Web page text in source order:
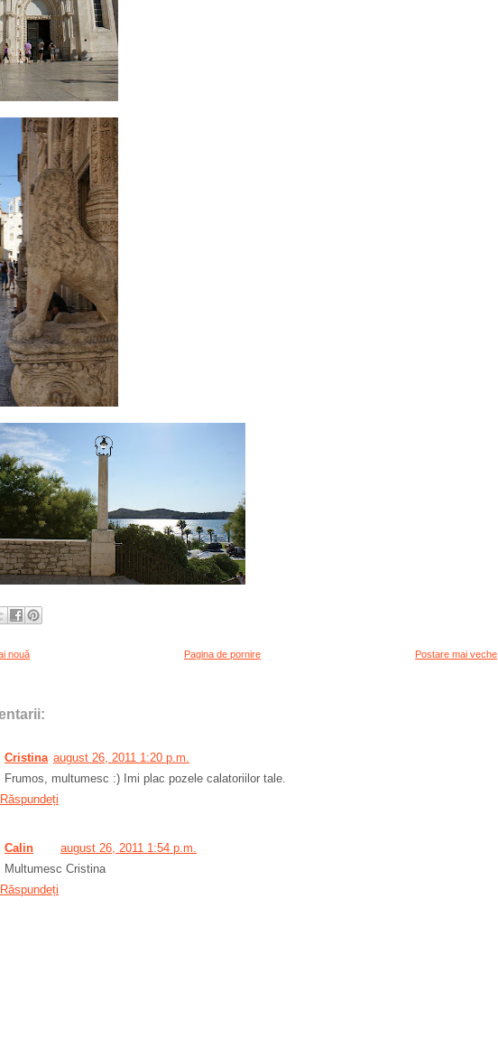
nouă Postare mai veche
Pagina de pornire
Cristina august 26, 2011 1:20 p.m.
Frumos, multumesc :) Imi plac pozele calatoriilor tale.
Răspundeți
Calin
august 26, 2011 1:54 p.m.
Multumesc Cristina
Răspundeți